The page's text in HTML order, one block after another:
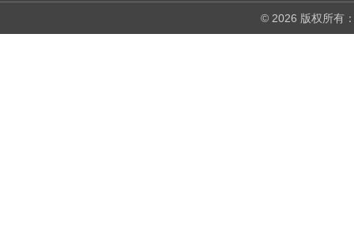
© 2026 版权所有